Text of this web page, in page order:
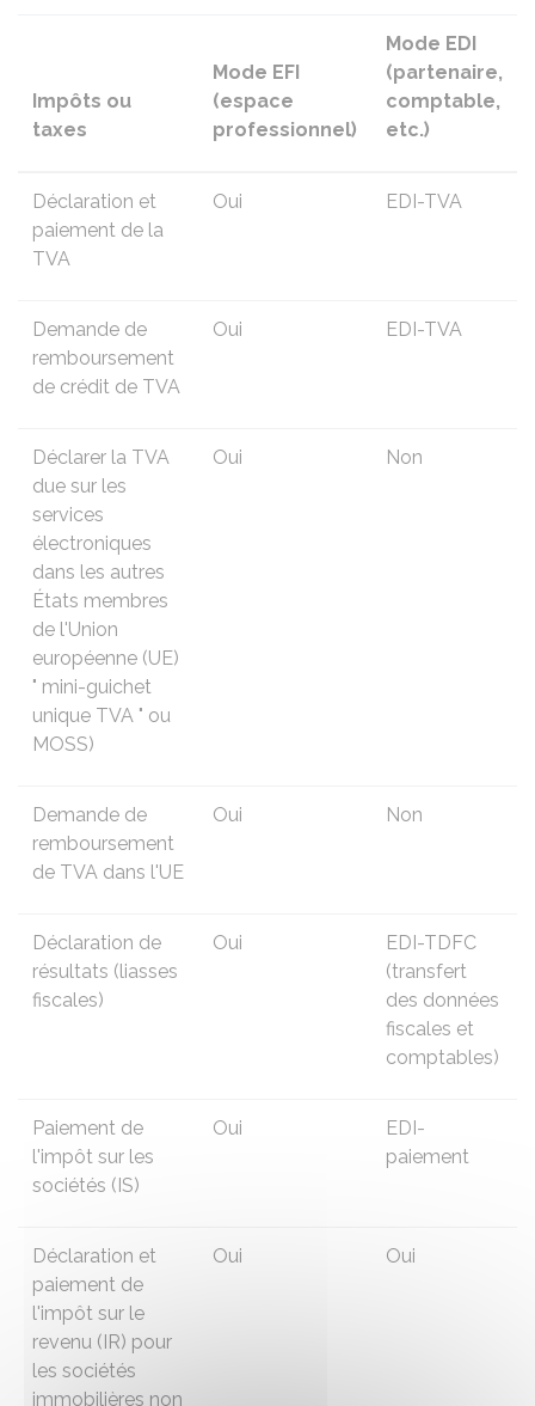
Impôts ou
taxes
Mode EFI
(espace
professionnel)
Mode EDI
(partenaire,
comptable,
etc.)
Déclaration et
paiement de la
TVA
Oui EDI-TVA
Demande de
remboursement
de crédit de TVA
Oui EDI-TVA
Déclarer la TVA
due sur les
services
électroniques
dans les autres
États membres
de l'Union
européenne (UE)
" mini-guichet
unique TVA " ou
MOSS)
Oui Non
Demande de
remboursement
de TVA dans l'UE
Oui Non
Déclaration de
résultats (liasses
fiscales)
Oui
EDI-TDFC
(transfert
des données
fiscales et
comptables)
Paiement de
l'impôt sur les
sociétés (IS)
Oui
EDI-
paiement
Déclaration et
paiement de
l'impôt sur le
revenu (IR) pour
les sociétés
immobilières non
Oui Oui